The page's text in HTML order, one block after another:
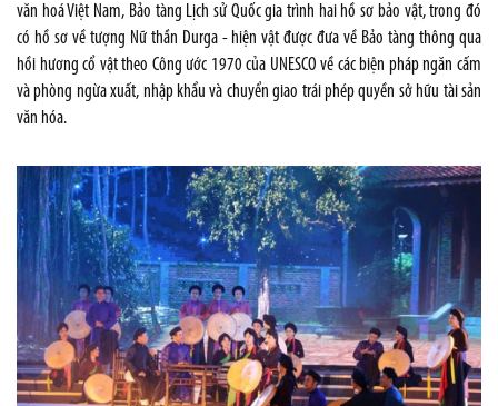
văn hoá Việt Nam, Bảo tàng Lịch sử Quốc gia trình hai hồ sơ bảo vật, trong đó
có hồ sơ về tượng Nữ thần Durga - hiện vật được đưa về Bảo tàng thông qua
hồi hương cổ vật theo Công ước 1970 của UNESCO về các biện pháp ngăn cấm
và phòng ngừa xuất, nhập khẩu và chuyển giao trái phép quyền sở hữu tài sản
văn hóa.